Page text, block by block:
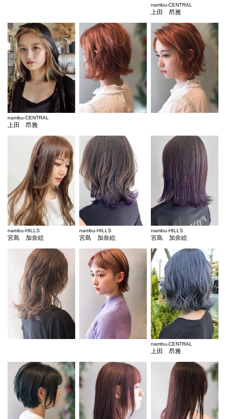
nambu-CENTRAL
上田 昂雅
nambu-CENTRAL
上田 昂雅
nambu-HILLS
宮島 加奈絵
nambu-HILLS
宮島 加奈絵
nambu-HILLS
宮島 加奈絵
nambu-CENTRAL
上田 昂雅